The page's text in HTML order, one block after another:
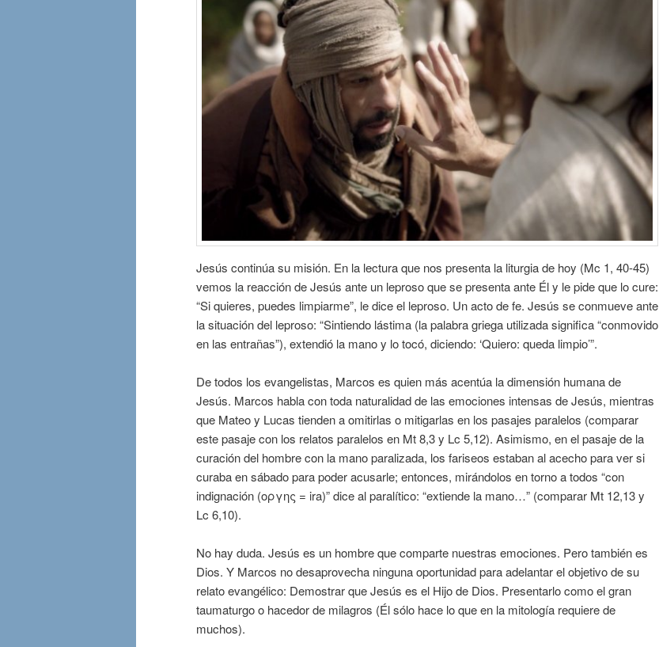
Jesús continúa su misión. En la lectura que nos presenta la liturgia de hoy (Mc 1, 40-45)
vemos la reacción de Jesús ante un leproso que se presenta ante Él y le pide que lo cure:
“Si quieres, puedes limpiarme”, le dice el leproso. Un acto de fe. Jesús se conmueve ante
la situación del leproso: “Sintiendo lástima (la palabra griega utilizada significa “conmovido
en las entrañas”), extendió la mano y lo tocó, diciendo: ‘Quiero: queda limpio’”.
De todos los evangelistas, Marcos es quien más acentúa la dimensión humana de
Jesús. Marcos habla con toda naturalidad de las emociones intensas de Jesús, mientras
que Mateo y Lucas tienden a omitirlas o mitigarlas en los pasajes paralelos (comparar
este pasaje con los relatos paralelos en Mt 8,3 y Lc 5,12). Asimismo, en el pasaje de la
curación del hombre con la mano paralizada, los fariseos estaban al acecho para ver si
curaba en sábado para poder acusarle; entonces, mirándolos en torno a todos “con
indignación (οργης = ira)” dice al paralítico: “extiende la mano…” (comparar Mt 12,13 y
Lc 6,10).
No hay duda. Jesús es un hombre que comparte nuestras emociones. Pero también es
Dios. Y Marcos no desaprovecha ninguna oportunidad para adelantar el objetivo de su
relato evangélico: Demostrar que Jesús es el Hijo de Dios. Presentarlo como el gran
taumaturgo o hacedor de milagros (Él sólo hace lo que en la mitología requiere de
muchos).